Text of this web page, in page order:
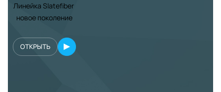
Линейка Slatefiber
новое поколение
ОТКРЫТЬ